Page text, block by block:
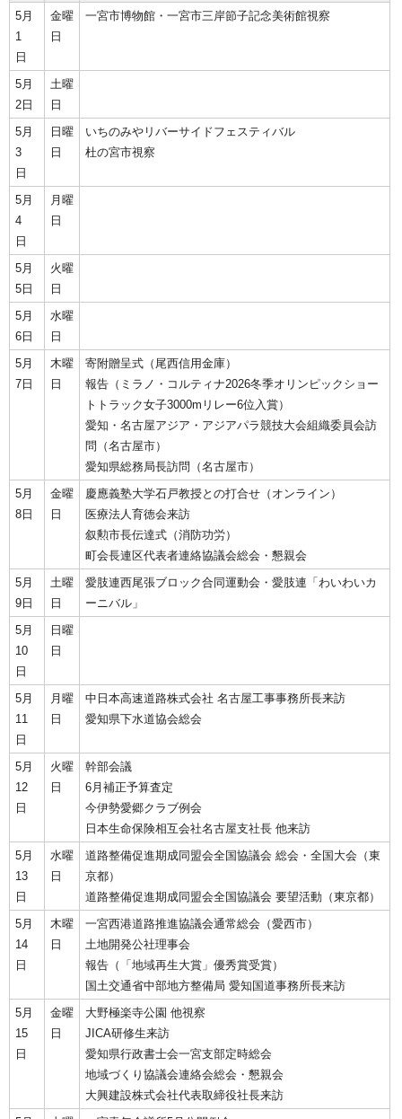
5月
1
日
金曜
日
一宮市博物館・一宮市三岸節子記念美術館視察
5月
2日
土曜
日
5月
3
日
日曜
日
いちのみやリバーサイドフェスティバル
杜の宮市視察
5月
4
日
月曜
日
5月
5日
火曜
日
5月
6日
水曜
日
5月
7日
木曜
日
寄附贈呈式（尾西信用金庫）
報告（ミラノ・コルティナ2026冬季オリンピックショー
トトラック女子3000mリレー6位入賞）
愛知・名古屋アジア・アジアパラ競技大会組織委員会訪
問（名古屋市）
愛知県総務局長訪問（名古屋市）
5月
8日
金曜
日
慶應義塾大学石戸教授との打合せ（オンライン）
医療法人育徳会来訪
叙勲市長伝達式（消防功労）
町会長連区代表者連絡協議会総会・懇親会
5月
9日
土曜
日
愛肢連西尾張ブロック合同運動会・愛肢連「わいわいカ
ーニバル」
5月
10
日
日曜
日
5月
11
日
月曜
日
中日本高速道路株式会社 名古屋工事事務所長来訪
愛知県下水道協会総会
5月
12
日
火曜
日
幹部会議
6月補正予算査定
今伊勢愛郷クラブ例会
日本生命保険相互会社名古屋支社長 他来訪
5月
13
日
水曜
日
道路整備促進期成同盟会全国協議会 総会・全国大会（東
京都）
道路整備促進期成同盟会全国協議会 要望活動（東京都）
5月
14
日
木曜
日
一宮西港道路推進協議会通常総会（愛西市）
土地開発公社理事会
報告（「地域再生大賞」優秀賞受賞）
国土交通省中部地方整備局 愛知国道事務所長来訪
5月
15
日
金曜
日
大野極楽寺公園 他視察
JICA研修生来訪
愛知県行政書士会一宮支部定時総会
地域づくり協議会連絡会総会・懇親会
大興建設株式会社代表取締役社長来訪